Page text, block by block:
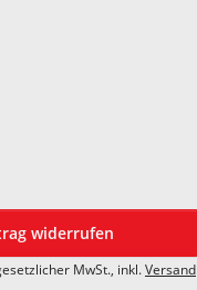
widerrufen
MwSt., inkl.Versand